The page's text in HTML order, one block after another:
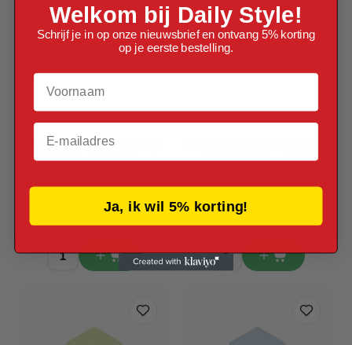
Suikerriet Borden Bloem
Abrikoos – Ø22,9cm – 6
3,99
- 15,8x13,7cm - 6 stuks
1,79
Welkom bij Daily Style!
Schrijf je in op onze nieuwsbrief en ontvang 5% korting
op je eerste bestelling.
Voornaam
Email
Ja, ik wil 5% korting!